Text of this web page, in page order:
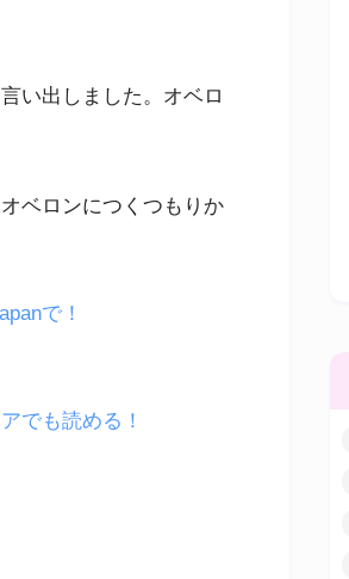
い出しました。オベロ
ベロンにつくつもりか
で！
でも読める！